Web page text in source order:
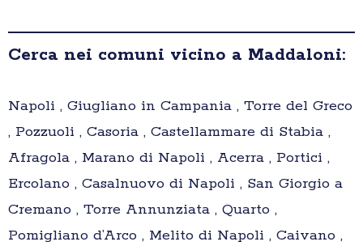
Cerca nei comuni vicino a Maddaloni:
Napoli , Giugliano in Campania , Torre del Greco
, Pozzuoli , Casoria , Castellammare di Stabia ,
Afragola , Marano di Napoli , Acerra , Portici ,
Ercolano , Casalnuovo di Napoli , San Giorgio a
Cremano , Torre Annunziata , Quarto ,
Pomigliano d’Arco , Melito di Napoli , Caivano ,